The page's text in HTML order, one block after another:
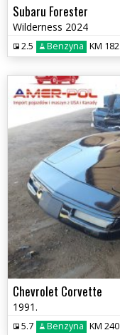
Subaru Forester
Wilderness 2024
2.5 Benzyna KM 182
Chevrolet Corvette
1991.
5.7 Benzyna KM 240